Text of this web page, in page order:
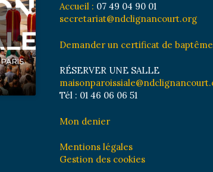
Accueil : 07 49 04 90 01
secretariat@ndclignancourt.org
Demander un certificat de baptême
RÉSERVER UNE SALLE
Tél : 01 46 06 06 51
Mon denier
Mentions légales
Gestion des cookies